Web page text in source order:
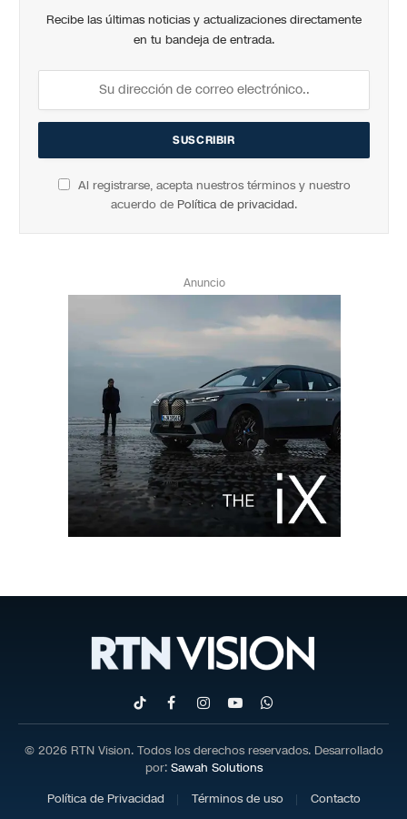
Recibe las últimas noticias y actualizaciones directamente
en tu bandeja de entrada.
Al registrarse, acepta nuestros términos y nuestro
acuerdo de Política de privacidad.
Anuncio
TikTokFacebookInstagram
YouTubeWhatsApp
© 2026 RTN Vision. Todos los derechos reservados. Desarrollado
por: Sawah Solutions
Política de Privacidad
Términos de uso Contacto